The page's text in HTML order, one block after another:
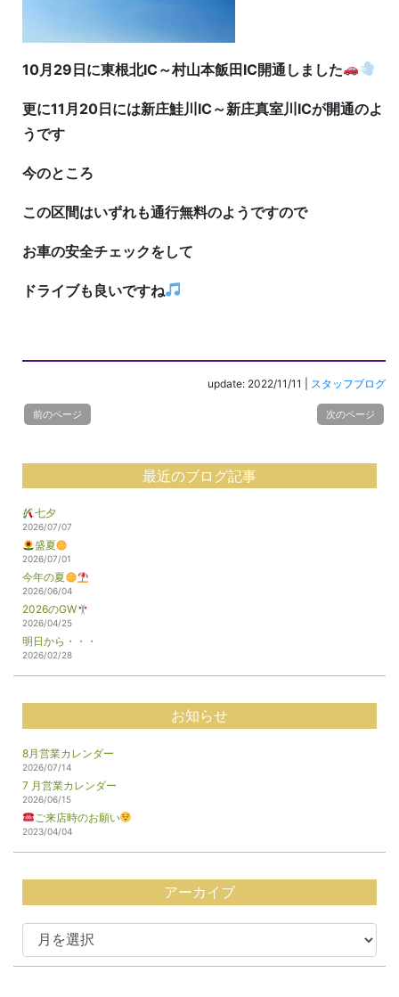
10月29日に東根北IC～村山本飯田IC開通しました
更に11月20日には新庄鮭川IC～新庄真室川ICが開通のよ
うです
今のところ
この区間はいずれも通行無料のようですので
お車の安全チェックをして
ドライブも良いですね
update: 2022/11/11 スタッフブログ
前のページ 次のページ
最近のブログ記事
七夕
2026/07/07
盛夏
2026/07/01
今年の夏
2026/06/04
2026のGW
2026/04/25
明日から・・・
2026/02/28
お知らせ
8月営業カレンダー
2026/07/14
7 月営業カレンダー
2026/06/15
ご来店時のお願い
2023/04/04
アーカイブ